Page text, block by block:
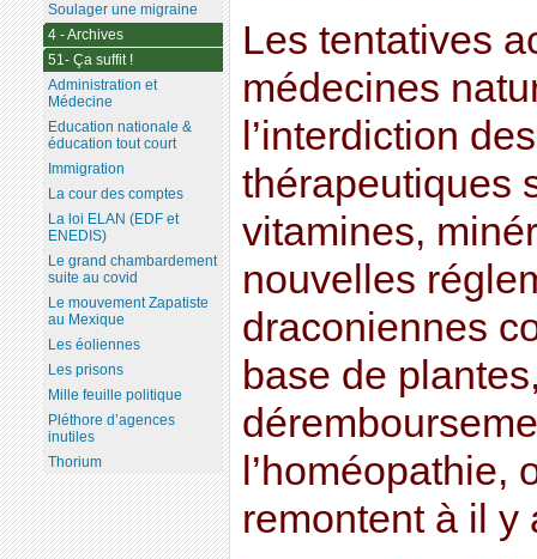
Les tentatives
médecines
l’interdiction
thérapeutiques
vitamines,
nouvelles
draconiennes
base de
l’homéopathie,
remontent à il y
Soulager une migraine
4 - Archives
51- Ça suffit !
Administration et
Médecine
Education nationale &
éducation tout court
Immigration
La cour des comptes
La loi ELAN (EDF et
ENEDIS)
Le grand chambardement
suite au covid
Le mouvement Zapatiste
au Mexique
Les éoliennes
Les prisons
Mille feuille politique
Pléthore d’agences
inutiles
Thorium